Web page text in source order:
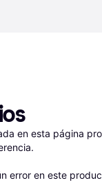
en esta página
error en este